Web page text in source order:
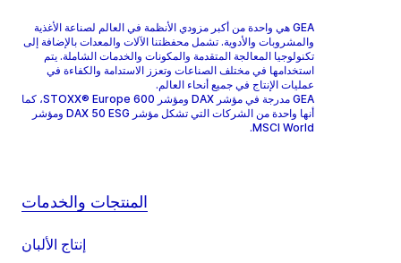
GEA هي واحدة من أكبر مزودي الأنظمة في العالم لصناعة الأغذية
والمشروبات والأدوية. تشمل محفظتنا الآلات والمعدات بالإضافة إلى
تكنولوجيا المعالجة المتقدمة والمكونات والخدمات الشاملة. يتم
استخدامها في مختلف الصناعات وتعزز الاستدامة والكفاءة في
عمليات الإنتاج في جميع أنحاء العالم.
GEA مدرجة في مؤشر DAX ومؤشر STOXX® Europe 600، كما
أنها واحدة من الشركات التي تشكل مؤشر DAX 50 ESG ومؤشر
MSCI World.
المنتجات والخدمات
إنتاج الألبان